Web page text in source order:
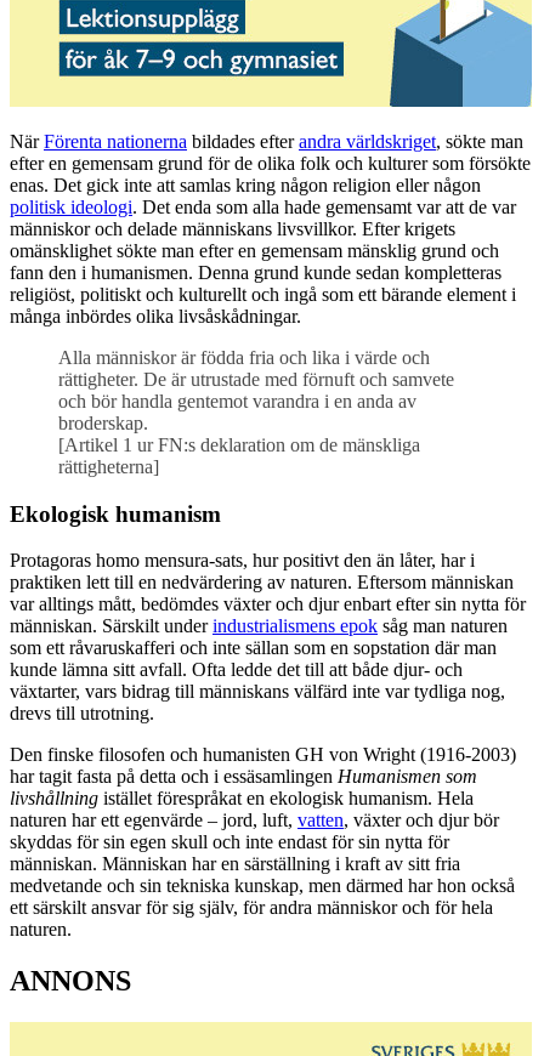
NärFörenta nationerna bildades efterandra världskriget, sökte man
efter en gemensam grund för de olika folk och kulturer som försökte
enas. Det gick inte att samlas kring någon religion eller någon
politisk ideologi. Det enda som alla hade gemensamt var att de var
människor och delade människans livsvillkor. Efter krigets
omänsklighet sökte man efter en gemensam mänsklig grund och
fann den i humanismen. Denna grund kunde sedan kompletteras
religiöst, politiskt och kulturellt och ingå som ett bärande element i
många inbördes olika livsåskådningar.
Alla människor är födda fria och lika i värde och
rättigheter. De är utrustade med förnuft och samvete
och bör handla gentemot varandra i en anda av
broderskap.
[Artikel 1 ur FN:s deklaration om de mänskliga
rättigheterna]
Ekologisk humanism
Protagoras homo mensura-sats, hur positivt den än låter, har i
praktiken lett till en nedvärdering av naturen. Eftersom människan
var alltings mått, bedömdes växter och djur enbart efter sin nytta för
människan. Särskilt underindustrialismens epok såg man naturen
som ett råvaruskafferi och inte sällan som en sopstation där man
kunde lämna sitt avfall. Ofta ledde det till att både djur- och
växtarter, vars bidrag till människans välfärd inte var tydliga nog,
drevs till utrotning.
Den finske filosofen och humanisten GH von Wright (1916-2003)
har tagit fasta på detta och i essäsamlingen Humanismen som
livshållning istället förespråkat en ekologisk humanism. Hela
naturen har ett egenvärde – jord, luft, vatten, växter och djur bör
skyddas för sin egen skull och inte endast för sin nytta för
människan. Människan har en särställning i kraft av sitt fria
medvetande och sin tekniska kunskap, men därmed har hon också
ett särskilt ansvar för sig själv, för andra människor och för hela
naturen.
ANNONS